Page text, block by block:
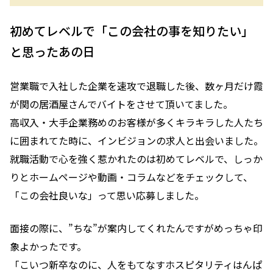
初めてレベルで「この会社の事を知りたい」
と思ったあの日
営業職で入社した企業を速攻で退職した後、数ヶ月だけ霞
が関の居酒屋さんでバイトをさせて頂いてました。
高収入・大手企業務めのお客様が多くキラキラした人たち
に囲まれてた時に、インビジョンの求人と出会いました。
就職活動で心を強く惹かれたのは初めてレベルで、しっか
りとホームページや動画・コラムなどをチェックして、
「この会社良いな」って思い応募しました。
面接の際に、”ちな”が案内してくれたんですがめっちゃ印
象よかったです。
「こいつ新卒なのに、人をもてなすホスピタリティはんぱ